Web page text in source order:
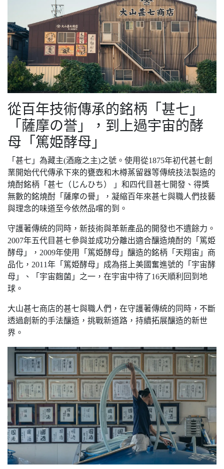
從百年技術傳承的銘柄「甚七」
「薩摩の誉」，到上過宇宙的酵
母「篤姫酵母」
「甚七」為藏主(酒廠之主)之號。使用從1875年初代甚七創
業開始代代傳承下來的甕壺和木樽蒸留器等傳統技法製造的
燒酎銘柄「甚七（じんひち） 」和四代目甚七開發、得獎
無數的銘燒酎「薩摩の譽」，凝縮百年來甚七與職人們技藝
與理念的味道至今依然品嚐的到。
守護著傳統的同時，新技術與革新產品的開發也不遺餘力。
2007年五代目甚七參與並成功分離出適合釀造燒酎的「篤姫
酵母」，2009年使用「篤姫酵母」釀造的銘柄「天翔宙」商
品化，2011年「篤姫酵母」成為搭上美國奮進號的「宇宙酵
母」、「宇宙麴菌」之一，在宇宙中待了16天順利回到地
球。
大山甚七商店的甚七與職人們，在守護著傳統的同時，不斷
透過創新的手法釀造，挑戰新道路，持續拓展釀造的新世
界。